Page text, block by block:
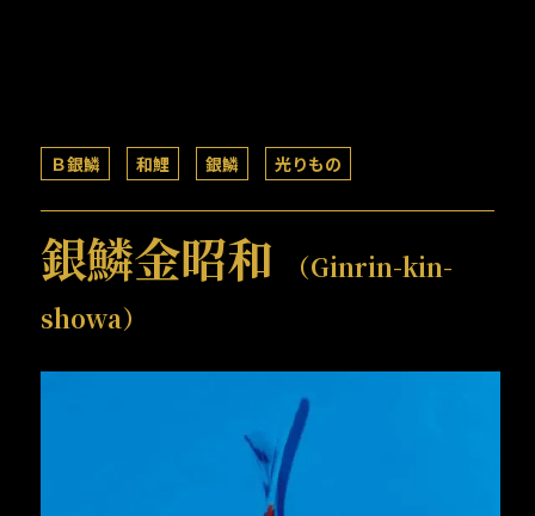
Ｂ銀鱗 和鯉 銀鱗 光りもの
銀鱗金昭和
（Ginrin-kin-
showa）